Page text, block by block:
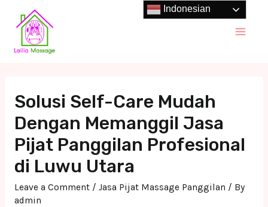
content
Solusi Self-Care Mudah
Dengan Memanggil Jasa
Pijat Panggilan Profesional
di Luwu Utara
Leave a Comment / Jasa Pijat Massage Panggilan / By
admin
Indonesian